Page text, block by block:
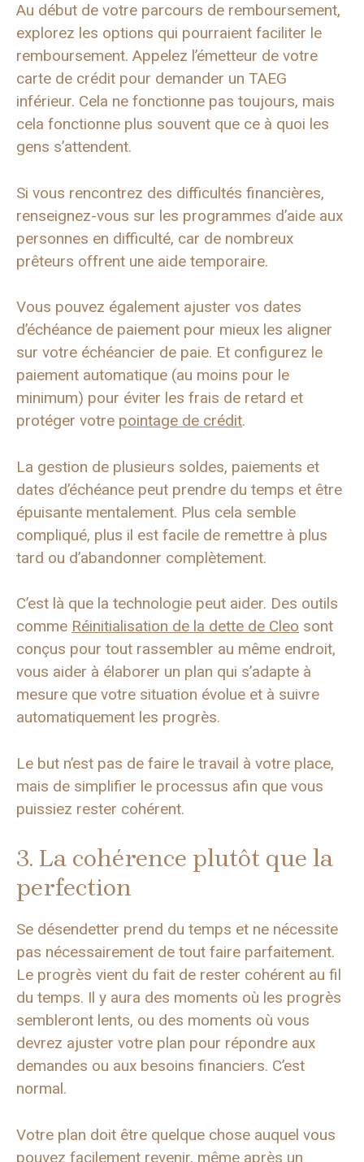
Au début de votre parcours de remboursement,
explorez les options qui pourraient faciliter le
remboursement. Appelez l’émetteur de votre
carte de crédit pour demander un TAEG
inférieur. Cela ne fonctionne pas toujours, mais
cela fonctionne plus souvent que ce à quoi les
gens s’attendent.
Si vous rencontrez des difficultés financières,
renseignez-vous sur les programmes d’aide aux
personnes en difficulté, car de nombreux
prêteurs offrent une aide temporaire.
Vous pouvez également ajuster vos dates
d’échéance de paiement pour mieux les aligner
sur votre échéancier de paie. Et configurez le
paiement automatique (au moins pour le
minimum) pour éviter les frais de retard et
protéger votre pointage de crédit.
La gestion de plusieurs soldes, paiements et
dates d’échéance peut prendre du temps et être
épuisante mentalement. Plus cela semble
compliqué, plus il est facile de remettre à plus
tard ou d’abandonner complètement.
C’est là que la technologie peut aider. Des outils
comme Réinitialisation de la dette de Cleo sont
conçus pour tout rassembler au même endroit,
vous aider à élaborer un plan qui s’adapte à
mesure que votre situation évolue et à suivre
automatiquement les progrès.
Le but n’est pas de faire le travail à votre place,
mais de simplifier le processus afin que vous
puissiez rester cohérent.
3. La cohérence plutôt que la
perfection
Se désendetter prend du temps et ne nécessite
pas nécessairement de tout faire parfaitement.
Le progrès vient du fait de rester cohérent au fil
du temps. Il y aura des moments où les progrès
sembleront lents, ou des moments où vous
devrez ajuster votre plan pour répondre aux
demandes ou aux besoins financiers. C’est
normal.
Votre plan doit être quelque chose auquel vous
pouvez facilement revenir, même après un